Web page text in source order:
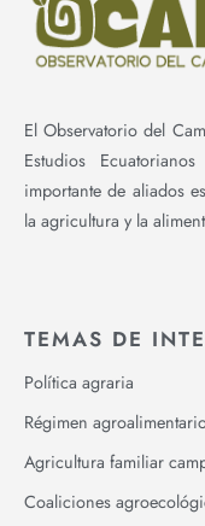
El Observatorio del
Estudios
importante de aliados
la agricultura y la
TEMAS DE
Política agraria
Régimen
Agricultura familiar
Coaliciones